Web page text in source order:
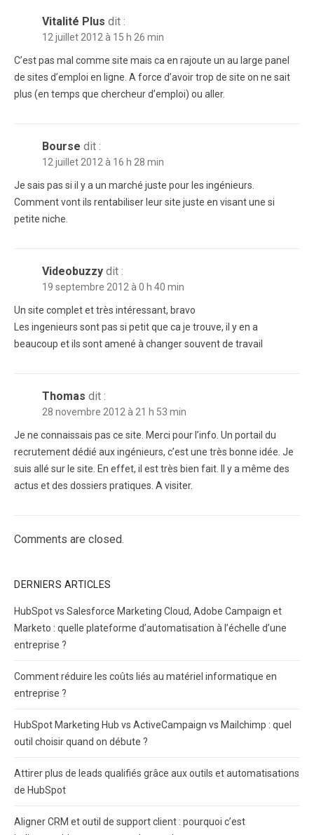
Vitalité Plus dit :
12 juillet 2012 à 15 h 26 min
C’est pas mal comme site mais ca en rajoute un au large panel
de sites d’emploi en ligne. A force d’avoir trop de site on ne sait
plus (en temps que chercheur d’emploi) ou aller.
Bourse dit :
12 juillet 2012 à 16 h 28 min
Je sais pas si il y a un marché juste pour les ingénieurs.
Comment vont ils rentabiliser leur site juste en visant une si
petite niche.
Videobuzzy dit :
19 septembre 2012 à 0 h 40 min
Un site complet et très intéressant, bravo
Les ingenieurs sont pas si petit que ca je trouve, il y en a
beaucoup et ils sont amené à changer souvent de travail
Thomas dit :
28 novembre 2012 à 21 h 53 min
Je ne connaissais pas ce site. Merci pour l’info. Un portail du
recrutement dédié aux ingénieurs, c’est une très bonne idée. Je
suis allé sur le site. En effet, il est très bien fait. Il y a même des
actus et des dossiers pratiques. A visiter.
Comments are closed.
DERNIERS ARTICLES
HubSpot vs Salesforce Marketing Cloud, Adobe Campaign et
Marketo : quelle plateforme d’automatisation à l’échelle d’une
entreprise ?
Comment réduire les coûts liés au matériel informatique en
entreprise ?
HubSpot Marketing Hub vs ActiveCampaign vs Mailchimp : quel
outil choisir quand on débute ?
Attirer plus de leads qualifiés grâce aux outils et automatisations
de HubSpot
Aligner CRM et outil de support client : pourquoi c’est